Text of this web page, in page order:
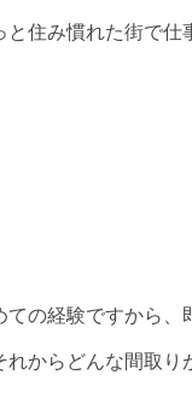
と住み慣れた街で仕
ての経験ですから、
からどんな間取り